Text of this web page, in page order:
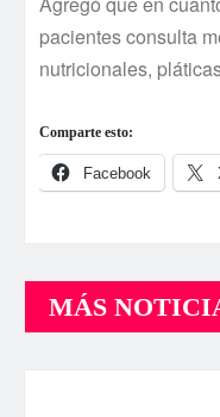
pacientes consulta
nutricionales,
Comparte esto:
Facebook
MÁS